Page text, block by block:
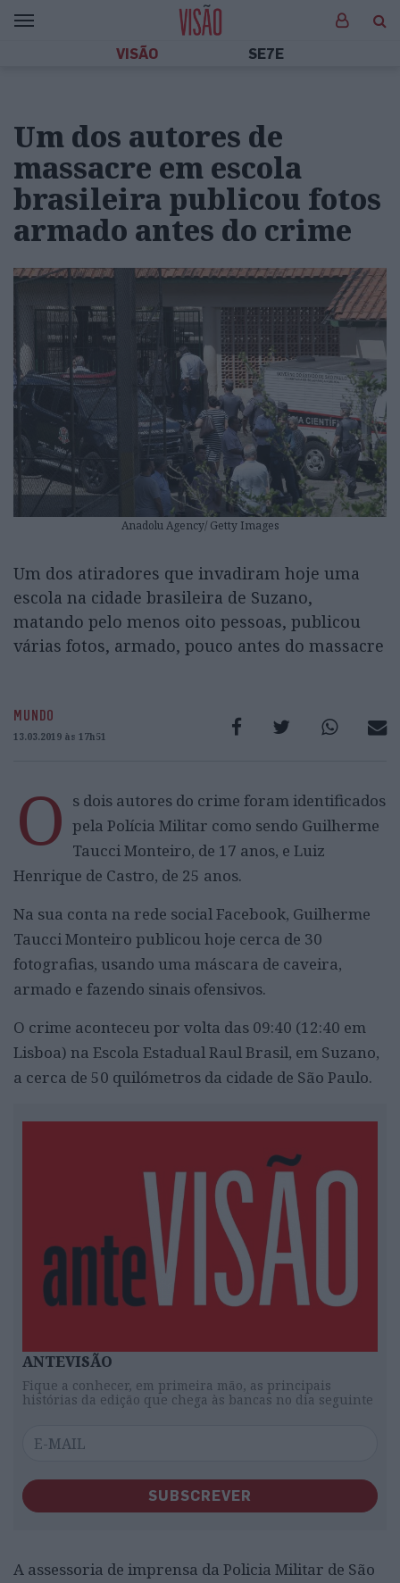
VISÃO SE7E
Um dos autores de
massacre em escola
brasileira publicou fotos
armado antes do crime
Anadolu Agency/ Getty Images
Um dos atiradores que invadiram hoje uma
escola na cidade brasileira de Suzano,
matando pelo menos oito pessoas, publicou
várias fotos, armado, pouco antes do massacre
MUNDO
13.03.2019 às 17h51
O s dois autores do crime foram identificados
pela Polícia Militar como sendo Guilherme
Taucci Monteiro, de 17 anos, e Luiz
Henrique de Castro, de 25 anos.
Na sua conta na rede social Facebook, Guilherme
Taucci Monteiro publicou hoje cerca de 30
fotografias, usando uma máscara de caveira,
armado e fazendo sinais ofensivos.
O crime aconteceu por volta das 09:40 (12:40 em
Lisboa) na Escola Estadual Raul Brasil, em Suzano,
a cerca de 50 quilómetros da cidade de São Paulo.
ANTEVISÃO
Fique a conhecer, em primeira mão, as principais
histórias da edição que chega às bancas no dia seguinte
SUBSCREVER
A assessoria de imprensa da Policia Militar de São